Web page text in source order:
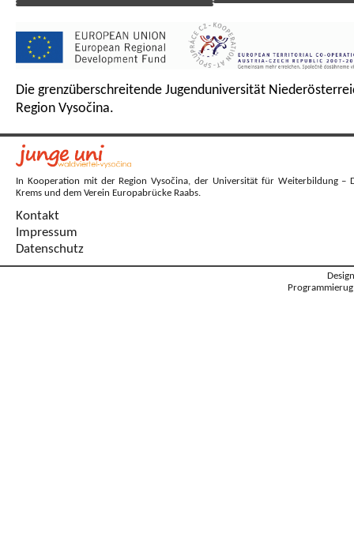
Die grenzüberschreitende Jugenduniversität
Region Vysočina.
In Kooperation mit der Region Vysočina, der Universität für Weiterbildung –
Krems und dem Verein Europabrücke Raabs.
Kontakt
Impressum
Datenschutz